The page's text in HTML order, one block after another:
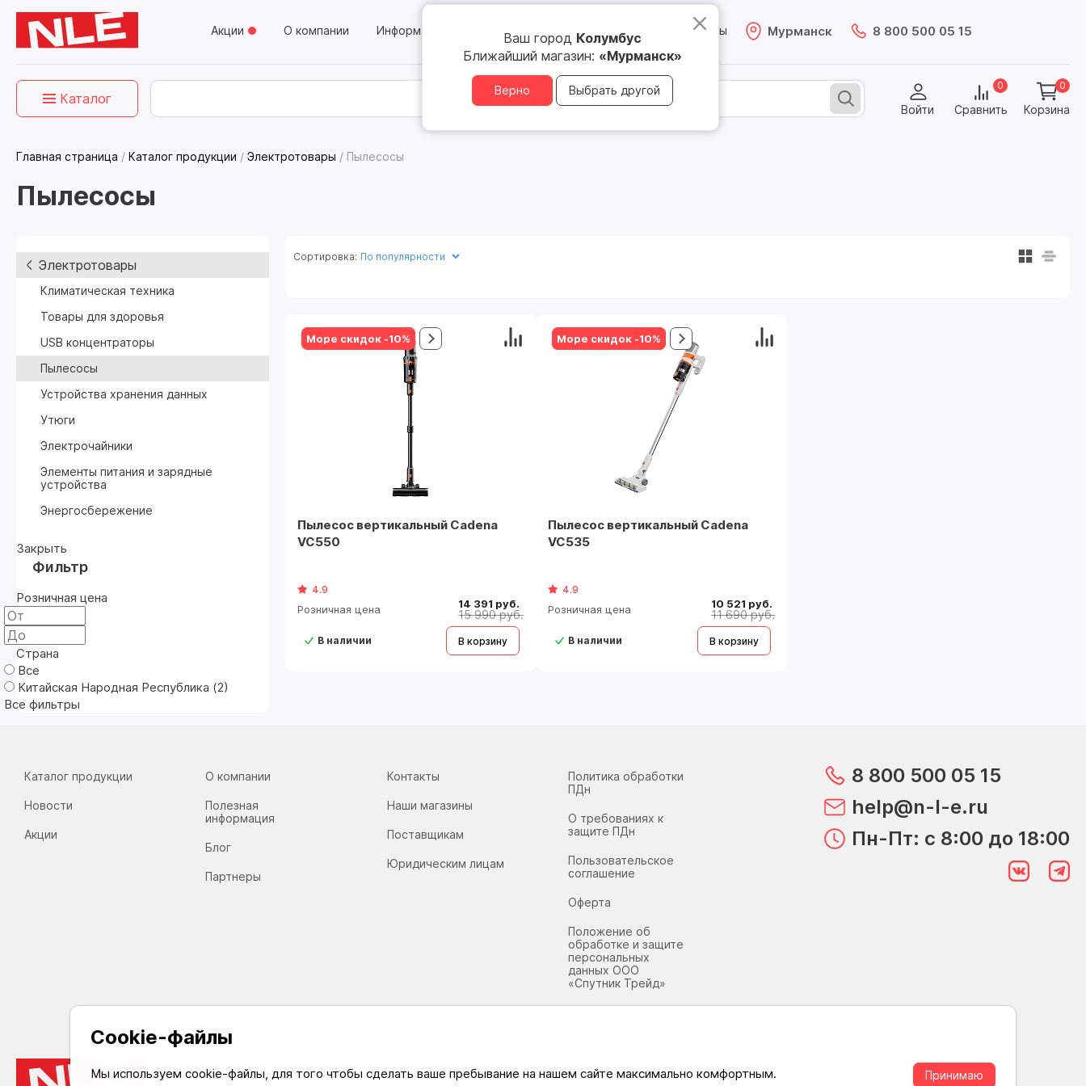
Акции О компании Информация Юридическим лицам Магазины Мурманск
Ваш город Колумбус
Ближайший магазин: «Мурманск»
Верно Выбрать другой
8 800 500 05 15
Каталог
Войти Сравнить
0
Корзина
0
Главная страница / Каталог продукции / Электротовары / Пылесосы
Пылесосы
Электротовары
Климатическая техника
Товары для здоровья
USB концентраторы
Пылесосы
Устройства хранения данных
Утюги
Электрочайники
Элементы питания и зарядные
устройства
Энергосбережение
Закрыть
Фильтр
Розничная цена
Страна
Все
Китайская Народная Республика (2)
Все фильтры
Сортировка:
Пылесос вертикальный Cadena
VC550
4.9
Розничная цена 14 391 руб.
15 990 руб.
В наличии В корзину
Море скидок -10%
Пылесос вертикальный Cadena
VC535
4.9
Розничная цена 10 521 руб.
11 690 руб.
В наличии В корзину
Море скидок -10%
Каталог продукции
Новости
Акции
О компании
Полезная
информация
Блог
Партнеры
Контакты
Наши магазины
Поставщикам
Юридическим лицам
Политика обработки
ПДн
О требованиях к
защите ПДн
Пользовательское
соглашение
Оферта
Положение об
обработке и защите
персональных
данных ООО
«Спутник Трейд»
8 800 500 05 15
help@n-l-e.ru
Пн-Пт: с 8:00 до 18:00
Cookie-файлы
Мы используем cookie-файлы, для того чтобы сделать ваше пребывание на нашем сайте максимально комфортным. Принимаю